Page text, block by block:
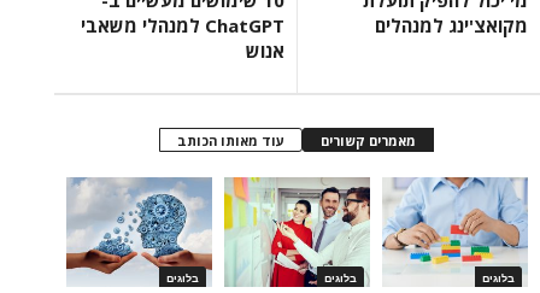
מקואצ'ינג למנהלים
ChatGPT למנהלי משאבי
אנוש
מאמרים קשורים עוד מאותו הכותב
בלוגים בלוגים בלוגים